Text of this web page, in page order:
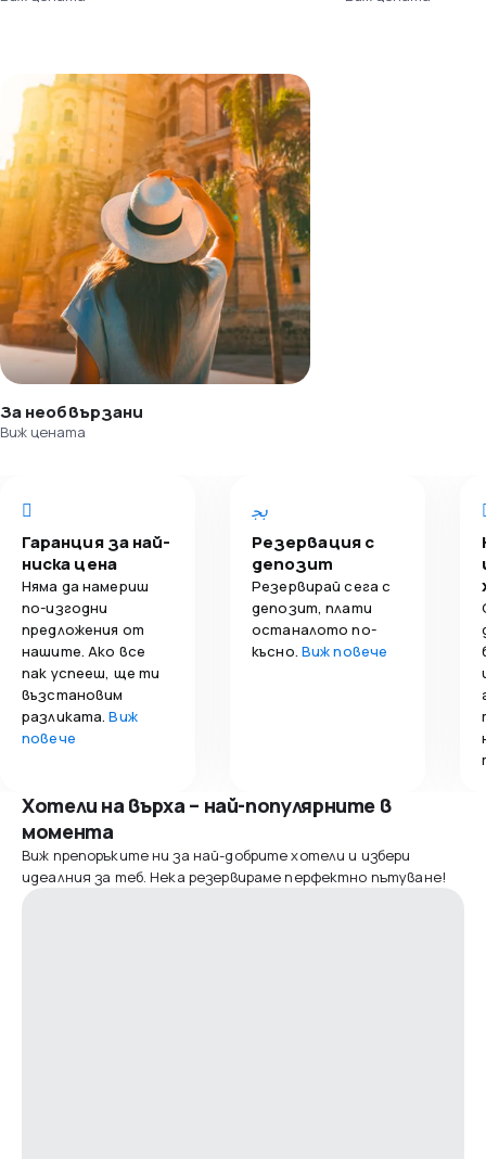
За необвързани
Виж цената
Гаранция за най-
ниска цена
Няма да намериш
по-изгодни
предложения от
нашите. Ако все
пак успееш, ще ти
възстановим
разликата.Виж
повече
Резервация с
депозит
Резервирай сега с
депозит, плати
останалото по-
късно. Виж повече
Хотели на върха – най-популярните в
момента
Виж препоръките ни за най-добрите хотели и избери
идеалния за теб. Нека резервираме перфектно пътуване!